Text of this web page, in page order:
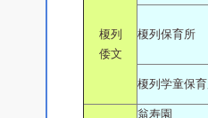
榎列
倭文
榎列保育所
榎列学童保
翁寿園